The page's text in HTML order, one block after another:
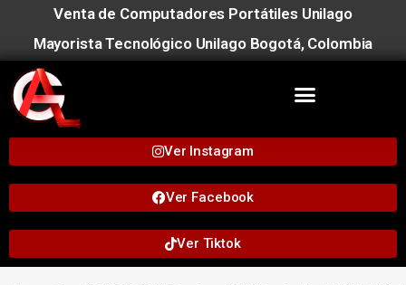
Venta de Computadores Portátiles Unilago
Mayorista Tecnológico Unilago Bogotá, Colombia
Ver Instagram
Ver Facebook
Ver Tiktok